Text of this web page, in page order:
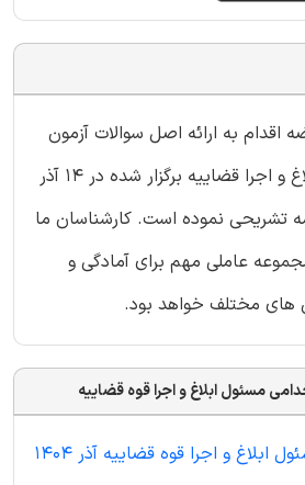
اقدام به ارائه اصل سوالات آزمون
استخدامی مسئول ابلاغ و اجرا قضاییه برگزار شده در 14 آذر
تشریحی نموده است. کارشناسان ما
عاملی مهم برای آمادگی و
های مختلف خواهد بود.
مسئول ابلاغ و اجرا قوه قضاییه
و اجرا قوه قضاییه آذر 1404